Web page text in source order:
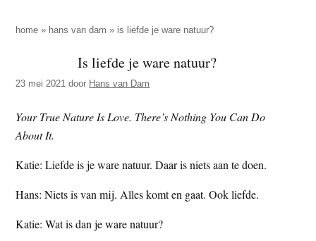
p
z
e
s
t
e
i
e
d
e
e
s
t
home » hans van dam » is liefde je ware natuur?
Is liefde je ware natuur?
23 mei 2021 door Hans van Dam
Your True Nature Is Love. There’s Nothing You Can Do
About It.
Katie: Liefde is je ware natuur. Daar is niets aan te doen.
Hans: Niets is van mij. Alles komt en gaat. Ook liefde.
Katie: Wat is dan je ware natuur?